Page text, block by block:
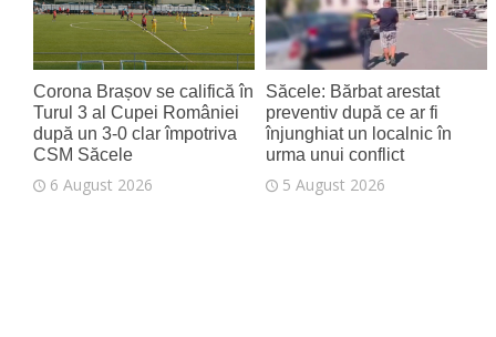
Corona Brașov se califică în
Turul 3 al Cupei României
după un 3-0 clar împotriva
CSM Săcele
6 August 2026
Săcele: Bărbat arestat
preventiv după ce ar fi
înjunghiat un localnic în
urma unui conflict
5 August 2026